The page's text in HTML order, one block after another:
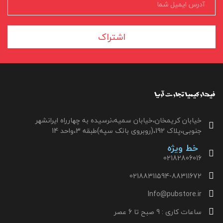
اشتراک
خیابان کریمخان،خیابان سمیه،نرسیده به چهارراه ایرانشهر
جنوبی،پلاک 192،(روبروی بانک سپه)طبقه 3،واحد 14
خط ویژه
02182806016
02188311594-88311672
Info@pubstore.ir
ساعات کاری : 9 صبح تا 6 عصر